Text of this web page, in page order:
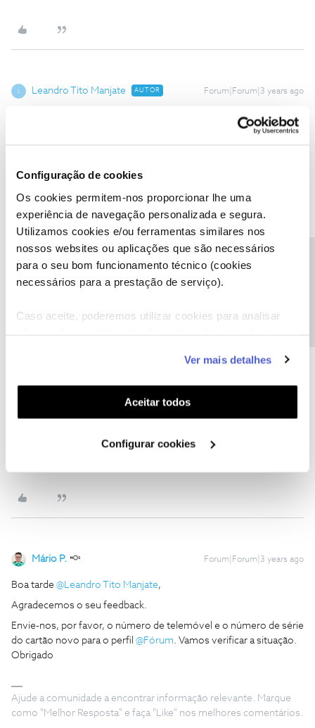
Configuração de cookies
Os cookies permitem-nos proporcionar lhe uma
experiência de navegação personalizada e segura.
Utilizamos cookies e/ou ferramentas similares nos
nossos websites ou aplicações que são necessários
para o seu bom funcionamento técnico (cookies
necessários para a prestação de serviço).
Caso aceite, poderemos utilizar cookies para analisar
funcionalidades (cookies de personalização e
funcionalidade) e adaptar anúncios aos seus interesses
(cookies de publicidade personalizada). Pode gerir a
utilização dos cookies clicando em "Configurar
Ver mais detalhes
Aceitar todos
Configurar cookies
Leandro Tito Manjate AUTOR Forum|Forum|3 years ago
L Leandro Tito Manjate AUTOR Forum|Forum|3 years ago
O meu antigo sim esta nesse equipamento samyung s20, mas
Mário P. Forum|Forum|3 years ago
Boa tarde @Leandro Tito Manjate,
Agradecemos o seu feedback.
Envie-nos, por favor, o número de telemóvel e o número de série
do cartão novo para o perfil @Fórum. Vamos verificar a situação.
Obrigado
Ajude a comunidade a encontrar informação relevante. Marque
como "Melhor Resposta" e faça "Like" nos melhores comentários.